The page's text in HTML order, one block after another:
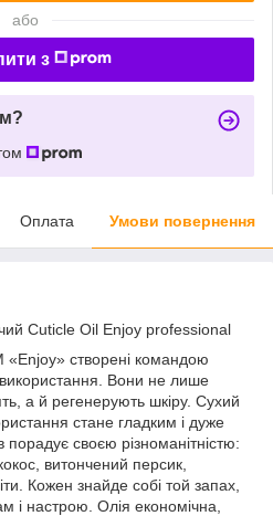
або
з
Оплата Умови повернення
Cuticle Oil Enjoy professional
«Enjoy» створені командою
Вони не лише
а й регенерують шкіру. Сухий
стане гладким і дуже
своєю різноманітністю:
витончений персик,
Кожен знайде собі той запах,
і настрою. Олія економічна,